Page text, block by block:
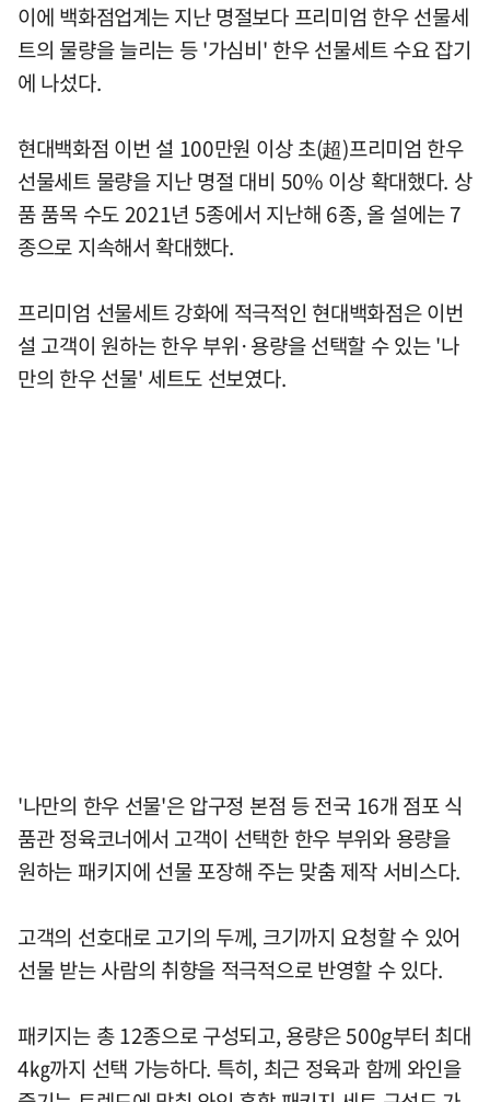
이에 백화점업계는 지난 명절보다 프리미엄 한우 선물세
트의 물량을 늘리는 등 '가심비' 한우 선물세트 수요 잡기
에 나섰다.
현대백화점 이번 설 100만원 이상 초(超)프리미엄 한우
선물세트 물량을 지난 명절 대비 50% 이상 확대했다. 상
품 품목 수도 2021년 5종에서 지난해 6종, 올 설에는 7
종으로 지속해서 확대했다.
프리미엄 선물세트 강화에 적극적인 현대백화점은 이번
설 고객이 원하는 한우 부위·용량을 선택할 수 있는 '나
만의 한우 선물' 세트도 선보였다.
'나만의 한우 선물'은 압구정 본점 등 전국 16개 점포 식
품관 정육코너에서 고객이 선택한 한우 부위와 용량을
원하는 패키지에 선물 포장해 주는 맞춤 제작 서비스다.
고객의 선호대로 고기의 두께, 크기까지 요청할 수 있어
선물 받는 사람의 취향을 적극적으로 반영할 수 있다.
패키지는 총 12종으로 구성되고, 용량은 500g부터 최대
4㎏까지 선택 가능하다. 특히, 최근 정육과 함께 와인을